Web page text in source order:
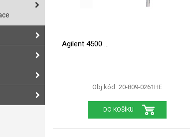
Agilent 4500
Obj.kód: 20-809-0261HE
DO KOŠÍKU